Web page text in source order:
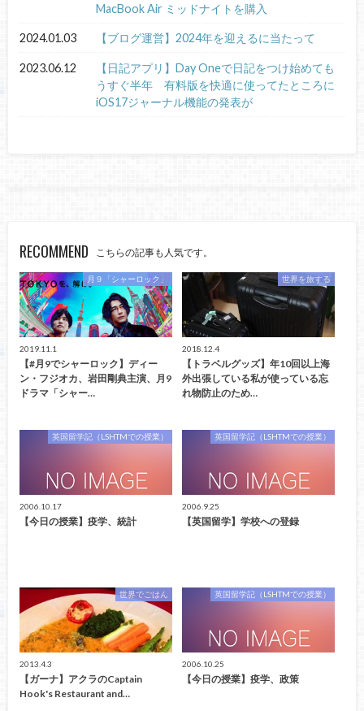
MacBook Air ミッドナイトを購入
2024.01.03 【ブログ運営】2024年を迎えるに当たって
2023.06.12
【日記アプリ】Day Oneで日記をつけ始めても
うすぐ半年 有料版を快適に使ってたところに
iOS17ジャーナル機能の発表が
RECOMMEND こちらの記事も人気です。
月９「シャーロック」
2019.11.1
【#月9でシャーロック】ディー
ン・フジオカ、岩田剛典主演、月9
ドラマ「シャー…
世界を旅する
2018.12.4
【トラベルグッズ】年10回以上海
外出張している私が使っている忘
れ物防止のため…
英国留学記（LSHTMでの授業）
2006.10.17
【今日の授業】疫学、統計
英国留学記（LSHTMでの授業）
2006.9.25
【英国留学】学校への登録
世界でごはん
2013.4.3
【ガーナ】アクラのCaptain
Hook's Restaurant and…
英国留学記（LSHTMでの授業）
2006.10.25
【今日の授業】疫学、政策